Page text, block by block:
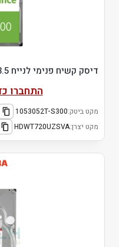
דיסק קשיח פנימי לנייח 3.5 Toshiba 2TB 128MB 5400rpm
התחברו
מקט ביטק:1053052T-S300
מקט יצרן:HDWT720UZSVA